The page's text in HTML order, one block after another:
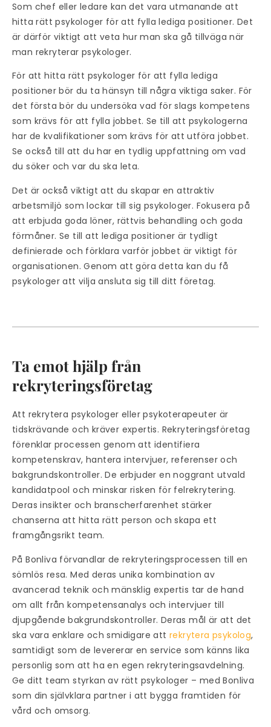
Som chef eller ledare kan det vara utmanande att
hitta rätt psykologer för att fylla lediga positioner. Det
är därför viktigt att veta hur man ska gå tillväga när
man rekryterar psykologer.
För att hitta rätt psykologer för att fylla lediga
positioner bör du ta hänsyn till några viktiga saker. För
det första bör du undersöka vad för slags kompetens
som krävs för att fylla jobbet. Se till att psykologerna
har de kvalifikationer som krävs för att utföra jobbet.
Se också till att du har en tydlig uppfattning om vad
du söker och var du ska leta.
Det är också viktigt att du skapar en attraktiv
arbetsmiljö som lockar till sig psykologer. Fokusera på
att erbjuda goda löner, rättvis behandling och goda
förmåner. Se till att lediga positioner är tydligt
definierade och förklara varför jobbet är viktigt för
organisationen. Genom att göra detta kan du få
psykologer att vilja ansluta sig till ditt företag.
Ta emot hjälp från
rekryteringsföretag
Att rekrytera psykologer eller psykoterapeuter är
tidskrävande och kräver expertis. Rekryteringsföretag
förenklar processen genom att identifiera
kompetenskrav, hantera intervjuer, referenser och
bakgrundskontroller. De erbjuder en noggrant utvald
kandidatpool och minskar risken för felrekrytering.
Deras insikter och branscherfarenhet stärker
chanserna att hitta rätt person och skapa ett
framgångsrikt team.
På Bonliva förvandlar de rekryteringsprocessen till en
sömlös resa. Med deras unika kombination av
avancerad teknik och mänsklig expertis tar de hand
om allt från kompetensanalys och intervjuer till
djupgående bakgrundskontroller. Deras mål är att det
ska vara enklare och smidigare att rekrytera psykolog,
samtidigt som de levererar en service som känns lika
personlig som att ha en egen rekryteringsavdelning.
Ge ditt team styrkan av rätt psykologer – med Bonliva
som din självklara partner i att bygga framtiden för
vård och omsorg.